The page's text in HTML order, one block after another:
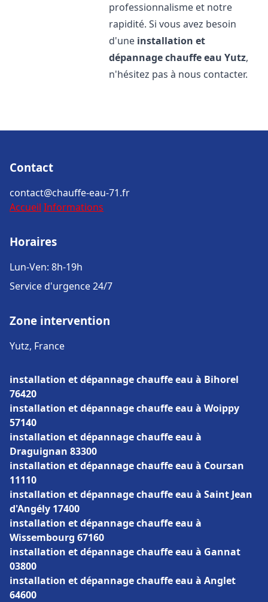
professionnalisme et notre
rapidité. Si vous avez besoin
d'une installation et
dépannage chauffe eau Yutz,
n'hésitez pas à nous contacter.
Contact
contact@chauffe-eau-71.fr
Accueil Informations
Horaires
Lun-Ven: 8h-19h
Service d'urgence 24/7
Zone intervention
Yutz, France
installation et dépannage chauffe eau à Bihorel
76420
installation et dépannage chauffe eau à Woippy
57140
installation et dépannage chauffe eau à
Draguignan 83300
installation et dépannage chauffe eau à Coursan
11110
installation et dépannage chauffe eau à Saint Jean
d'Angély 17400
installation et dépannage chauffe eau à
Wissembourg 67160
installation et dépannage chauffe eau à Gannat
03800
installation et dépannage chauffe eau à Anglet
64600